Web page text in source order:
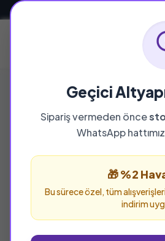
Geçici
Sipariş vermeden önce
WhatsApp
🎁 %2
Bu sürece özel, tüm
indirim
YAYINEVI
Nun
Nun Yayıncılık
verebilirsiniz.